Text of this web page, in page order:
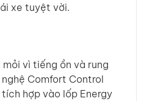
xe tuyệt vời.
vì tiếng ồn và rung
Comfort Control
hợp vào lốp Energy